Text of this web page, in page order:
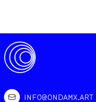
INFO@ONDAMX.ART